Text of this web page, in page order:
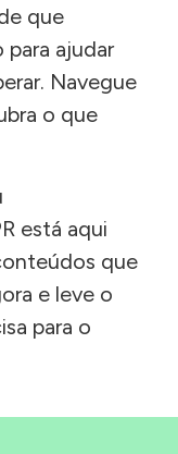
que
ajudar
Navegue
o que
está aqui
que
e leve o
para o